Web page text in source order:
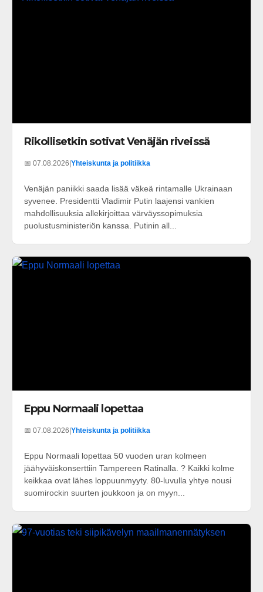
Rikollisetkin sotivat Venäjän riveissä
📅 07.08.2026|Yhteiskunta ja politiikka
Venäjän paniikki saada lisää väkeä rintamalle Ukrainaan
syvenee. Presidentti Vladimir Putin laajensi vankien
mahdollisuuksia allekirjoittaa värväyssopimuksia
puolustusministeriön kanssa. Putinin all...
Eppu Normaali lopettaa
📅 07.08.2026 Yhteiskunta ja politiikka
Eppu Normaali lopettaa 50 vuoden uran kolmeen
jäähyväiskonserttiin Tampereen Ratinalla. ? Kaikki kolme
keikkaa ovat lähes loppuunmyyty. 80-luvulla yhtye nousi
suomirockin suurten joukkoon ja on myyn...